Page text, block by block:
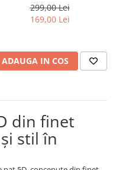
299,00 Lei
169,00 Lei
ADAUGA IN COS
din finet
stil în